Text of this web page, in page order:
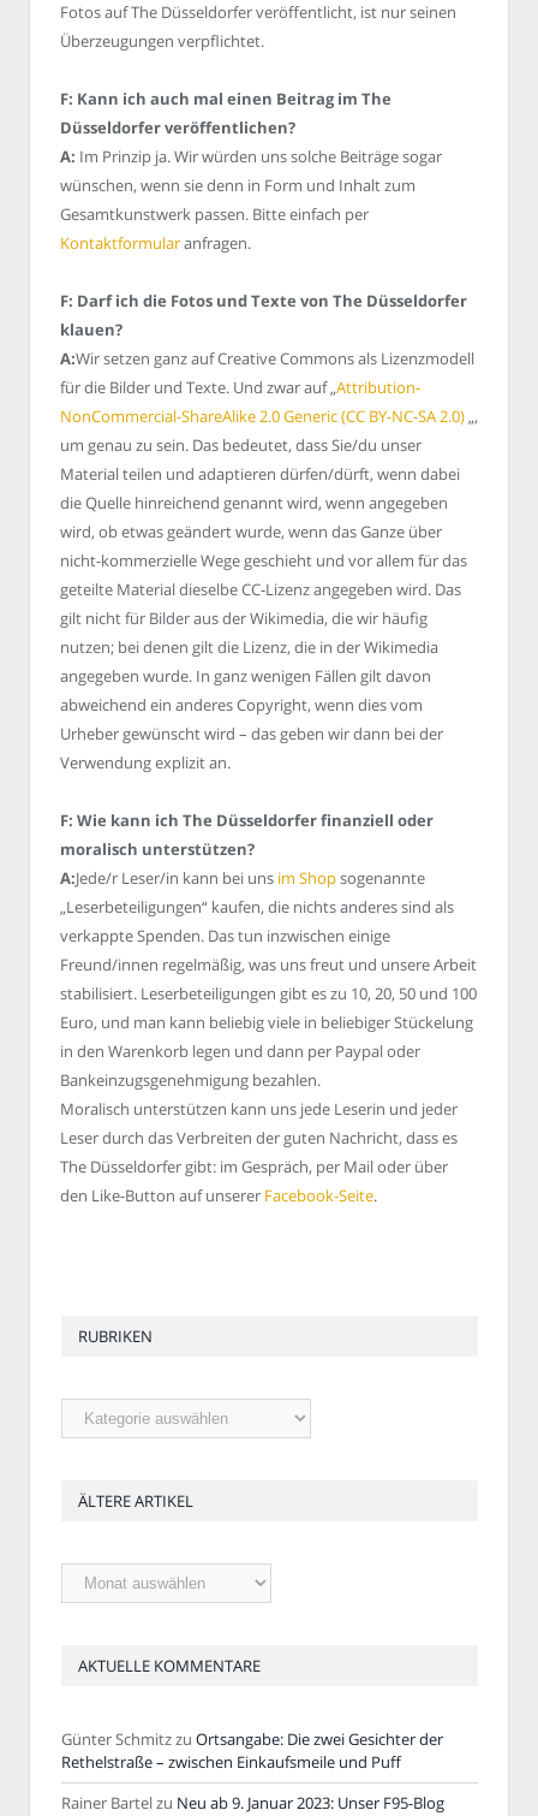
Fotos auf The Düsseldorfer veröffentlicht, ist nur seinen
Überzeugungen verpflichtet.
F: Kann ich auch mal einen Beitrag im The
Düsseldorfer veröffentlichen?
A: Im Prinzip ja. Wir würden uns solche Beiträge sogar
wünschen, wenn sie denn in Form und Inhalt zum
Gesamtkunstwerk passen. Bitte einfach per
Kontaktformularanfragen.
F: Darf ich die Fotos und Texte von The Düsseldorfer
klauen?
A:Wir setzen ganz auf Creative Commons als Lizenzmodell
für die Bilder und Texte. Und zwar auf „Attribution-
NonCommercial-ShareAlike 2.0 Generic (CC BY-NC-SA 2.0)„,
um genau zu sein. Das bedeutet, dass Sie/du unser
Material teilen und adaptieren dürfen/dürft, wenn dabei
die Quelle hinreichend genannt wird, wenn angegeben
wird, ob etwas geändert wurde, wenn das Ganze über
nicht-kommerzielle Wege geschieht und vor allem für das
geteilte Material dieselbe CC-Lizenz angegeben wird. Das
gilt nicht für Bilder aus der Wikimedia, die wir häufig
nutzen; bei denen gilt die Lizenz, die in der Wikimedia
angegeben wurde. In ganz wenigen Fällen gilt davon
abweichend ein anderes Copyright, wenn dies vom
Urheber gewünscht wird – das geben wir dann bei der
Verwendung explizit an.
F: Wie kann ich The Düsseldorfer finanziell oder
moralisch unterstützen?
A:Jede/r Leser/in kann bei uns im Shopsogenannte
„Leserbeteiligungen“ kaufen, die nichts anderes sind als
verkappte Spenden. Das tun inzwischen einige
Freund/innen regelmäßig, was uns freut und unsere Arbeit
stabilisiert. Leserbeteiligungen gibt es zu 10, 20, 50 und 100
Euro, und man kann beliebig viele in beliebiger Stückelung
in den Warenkorb legen und dann per Paypal oder
Bankeinzugsgenehmigung bezahlen.
Moralisch unterstützen kann uns jede Leserin und jeder
Leser durch das Verbreiten der guten Nachricht, dass es
The Düsseldorfer gibt: im Gespräch, per Mail oder über
den Like-Button auf unserer Facebook-Seite.
RUBRIKEN
Rubriken
ÄLTERE ARTIKEL
Ältere
Artikel
AKTUELLE KOMMENTARE
Günter Schmitzzu Ortsangabe: Die zwei Gesichter der
Rethelstraße – zwischen Einkaufsmeile und Puff
Rainer Bartelzu Neu ab 9. Januar 2023: Unser F95-Blog